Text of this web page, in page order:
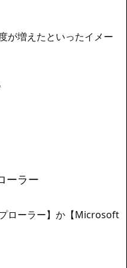
が増えたといったイメー
ーラー
ローラー】か【Microsoft